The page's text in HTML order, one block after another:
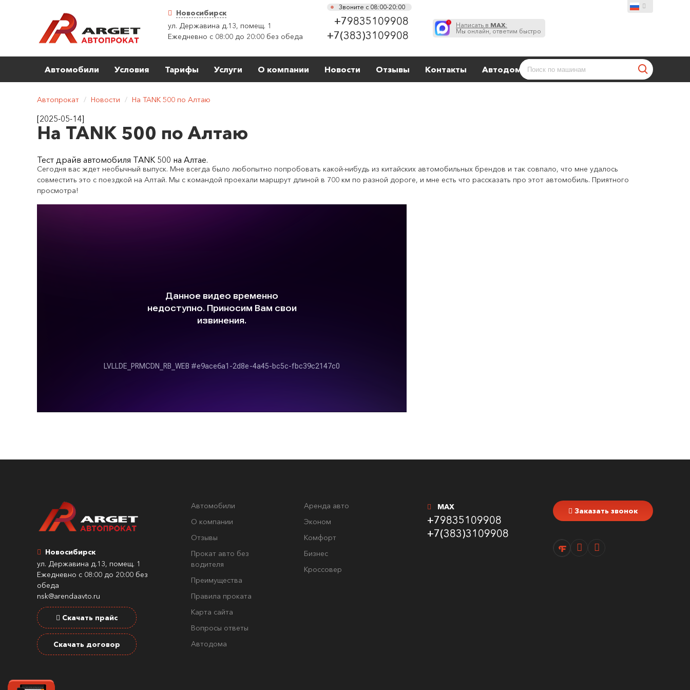
Новосибирск
ул. Державина д.13, помещ. 1
Ежедневно с 08:00 до 20:00 без обеда
Звоните с 08:00-20:00
+79835109908
+7(383)3109908
Написать в MAX:
Мы онлайн, ответим быстро
Автомобили Условия Тарифы Услуги О компании Новости Отзывы Контакты Автодома
Автопрокат / Новости / На TANK 500 по Алтаю
[2025-05-14]
На TANK 500 по Алтаю
Тест драйв автомобиля TANK 500 на Алтае.
Сегодня вас ждет необычный выпуск. Мне всегда было любопытно попробовать какой-нибудь из китайских автомобильных брендов и так совпало, что мне удалось
совместить это с поездкой на Алтай. Мы с командой проехали маршрут длиной в 700 км по разной дороге, и мне есть что рассказать про этот автомобиль. Приятного
просмотра!
Новосибирск
ул. Державина д.13, помещ. 1
Ежедневно с 08:00 до 20:00 без
обеда
nsk@arendaavto.ru
Скачать прайс
Скачать договор
Автомобили
О компании
Отзывы
Прокат авто без
водителя
Преимущества
Правила проката
Карта сайта
Вопросы ответы
Автодома
Аренда авто
Эконом
Комфорт
Бизнес
Кроссовер
MAX
+79835109908
+7(383)3109908
Заказать звонок